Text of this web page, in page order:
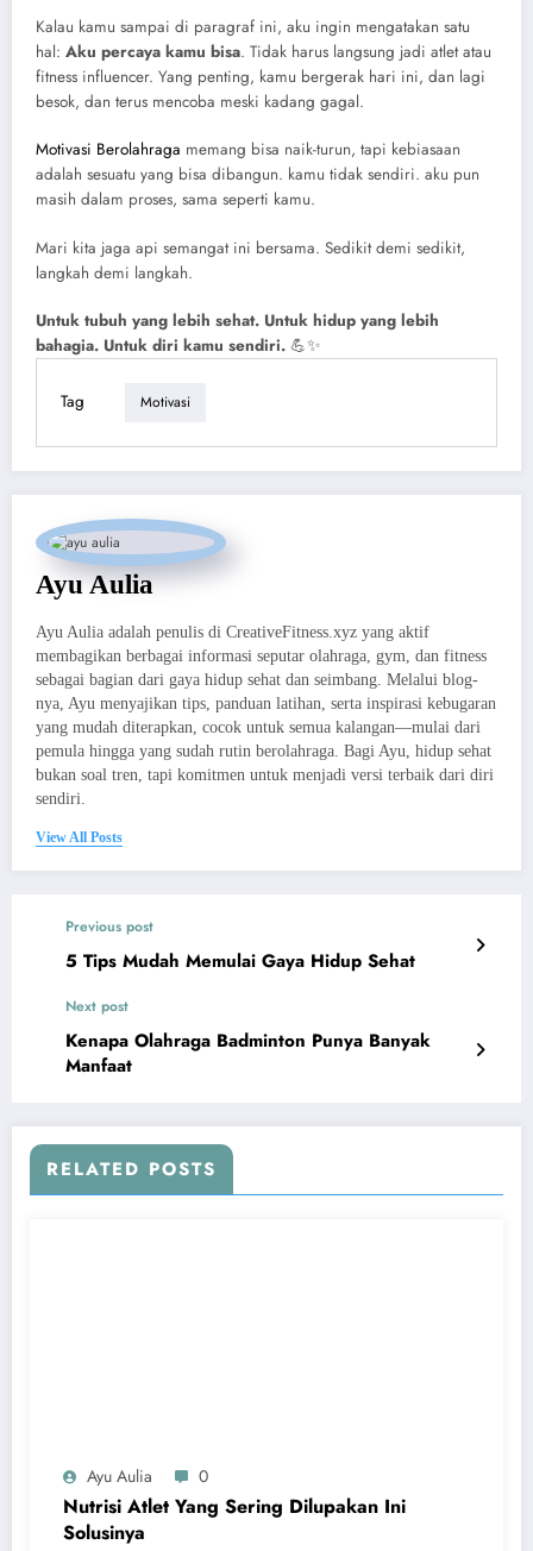
Kalau kamu sampai di paragraf ini, aku ingin mengatakan satu
hal: Aku percaya kamu bisa. Tidak harus langsung jadi atlet atau
fitness influencer. Yang penting, kamu bergerak hari ini, dan lagi
besok, dan terus mencoba meski kadang gagal.
Motivasi Berolahraga memang bisa naik-turun, tapi kebiasaan
adalah sesuatu yang bisa dibangun. kamu tidak sendiri. aku pun
masih dalam proses, sama seperti kamu.
Mari kita jaga api semangat ini bersama. Sedikit demi sedikit,
langkah demi langkah.
Untuk tubuh yang lebih sehat. Untuk hidup yang lebih
bahagia. Untuk diri kamu sendiri. 💪✨
Tag Motivasi
Ayu Aulia
Ayu Aulia adalah penulis di CreativeFitness.xyz yang aktif
membagikan berbagai informasi seputar olahraga, gym, dan fitness
sebagai bagian dari gaya hidup sehat dan seimbang. Melalui blog-
nya, Ayu menyajikan tips, panduan latihan, serta inspirasi kebugaran
yang mudah diterapkan, cocok untuk semua kalangan—mulai dari
pemula hingga yang sudah rutin berolahraga. Bagi Ayu, hidup sehat
bukan soal tren, tapi komitmen untuk menjadi versi terbaik dari diri
sendiri.
View All Posts
Previous post
5 Tips Mudah Memulai Gaya Hidup Sehat
Next post
Kenapa Olahraga Badminton Punya Banyak
Manfaat
RELATED POSTS
Ayu Aulia 0
Nutrisi Atlet Yang Sering Dilupakan Ini
Solusinya